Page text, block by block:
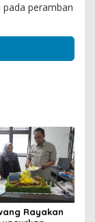
peramban
Rayakan